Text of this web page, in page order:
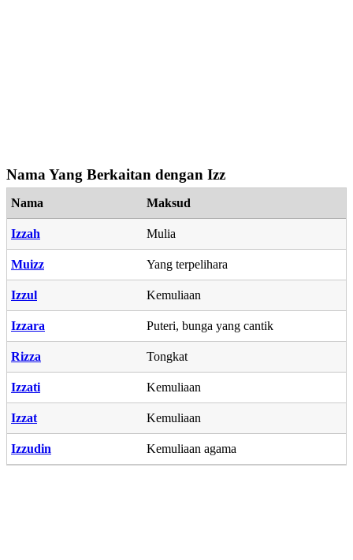
Nama Yang Berkaitan dengan Izz
Nama Maksud
Izzah Mulia
Muizz Yang terpelihara
Izzul Kemuliaan
Izzara Puteri, bunga yang cantik
Rizza Tongkat
Izzati Kemuliaan
Izzat Kemuliaan
Izzudin Kemuliaan agama